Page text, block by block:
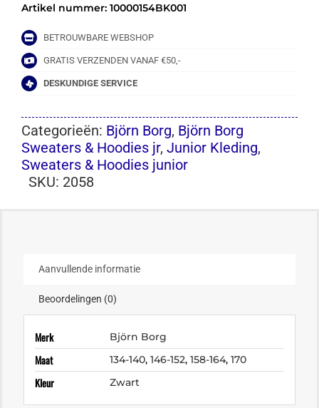
Artikel nummer: 10000154BK001
BETROUWBARE WEBSHOP
GRATIS VERZENDEN VANAF €50,-
DESKUNDIGE SERVICE
Categorieën: Björn Borg, Björn Borg
Sweaters & Hoodies jr, Junior Kleding,
Sweaters & Hoodies junior
SKU: 2058
Aanvullende informatie
Beoordelingen (0)
Merk Björn Borg
Maat 134-140,146-152,158-164,170
Kleur Zwart